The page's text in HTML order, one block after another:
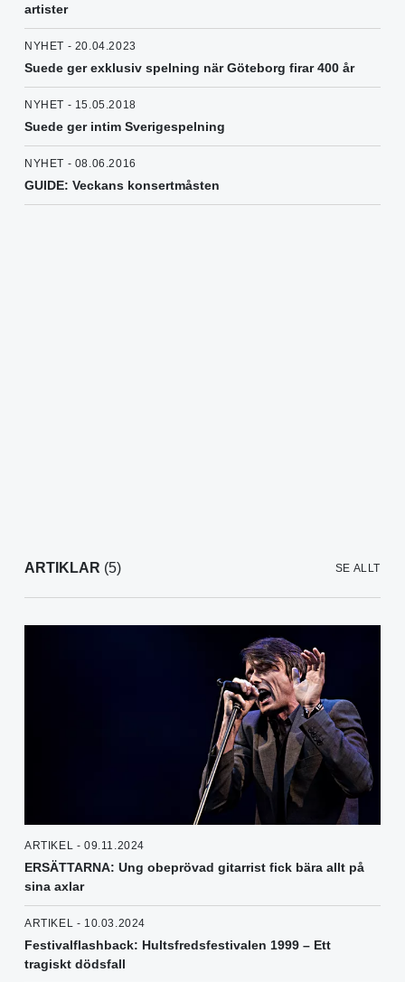
artister
NYHET - 20.04.2023
Suede ger exklusiv spelning när Göteborg firar 400 år
NYHET - 15.05.2018
Suede ger intim Sverigespelning
NYHET - 08.06.2016
GUIDE: Veckans konsertmåsten
ARTIKLAR (5) SE ALLT
ARTIKEL - 09.11.2024
ERSÄTTARNA: Ung obeprövad gitarrist fick bära allt på
sina axlar
ARTIKEL - 10.03.2024
Festivalflashback: Hultsfredsfestivalen 1999 – Ett
tragiskt dödsfall